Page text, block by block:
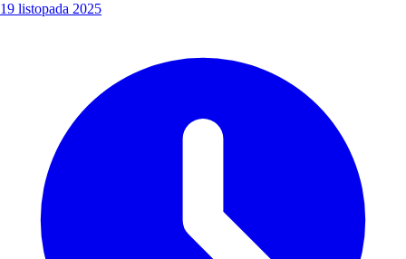
19 listopada 2025